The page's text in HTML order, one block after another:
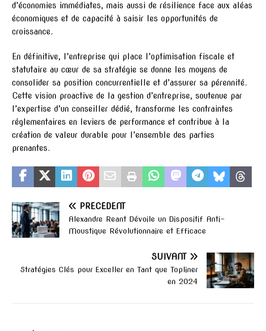
d’économies immédiates, mais aussi de résilience face aux aléas
économiques et de capacité à saisir les opportunités de
croissance.
En définitive, l’entreprise qui place l’optimisation fiscale et
statutaire au cœur de sa stratégie se donne les moyens de
consolider sa position concurrentielle et d’assurer sa pérennité.
Cette vision proactive de la gestion d’entreprise, soutenue par
l’expertise d’un conseiller dédié, transforme les contraintes
réglementaires en leviers de performance et contribue à la
création de valeur durable pour l’ensemble des parties
prenantes.
PRÉCÉDENT
Alexandre Reant Dévoile un Dispositif Anti-
Moustique Révolutionnaire et Efficace
SUIVANT
Stratégies Clés pour Exceller en Tant que Topliner
en 2024